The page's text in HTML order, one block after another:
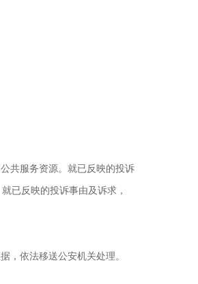
共服务资源。就已反映的投诉
已反映的投诉事由及诉求，
，依法移送公安机关处理。